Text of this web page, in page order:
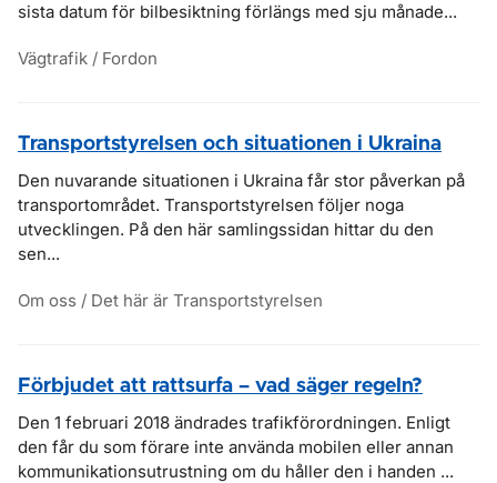
sista datum för bilbesiktning förlängs med sju månade...
Vägtrafik / Fordon
Transportstyrelsen och situationen i Ukraina
Den nuvarande situationen i Ukraina får stor påverkan på
transportområdet. Transportstyrelsen följer noga
utvecklingen. På den här samlingssidan hittar du den
sen...
Om oss / Det här är Transportstyrelsen
Förbjudet att rattsurfa – vad säger regeln?
Den 1 februari 2018 ändrades trafikförordningen. Enligt
den får du som förare inte använda mobilen eller annan
kommunikationsutrustning om du håller den i handen ...